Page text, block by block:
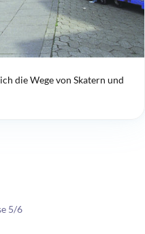
5/6
die Wege von Skatern und